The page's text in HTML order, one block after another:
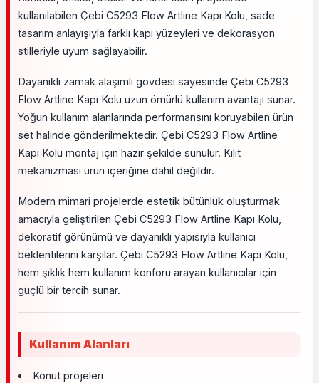
kullanılabilen Çebi C5293 Flow Artline Kapı Kolu, sade
tasarım anlayışıyla farklı kapı yüzeyleri ve dekorasyon
stilleriyle uyum sağlayabilir.
Dayanıklı zamak alaşımlı gövdesi sayesinde Çebi C5293
Flow Artline Kapı Kolu uzun ömürlü kullanım avantajı sunar.
Yoğun kullanım alanlarında performansını koruyabilen ürün
set halinde gönderilmektedir. Çebi C5293 Flow Artline
Kapı Kolu montaj için hazır şekilde sunulur. Kilit
mekanizması ürün içeriğine dahil değildir.
Modern mimari projelerde estetik bütünlük oluşturmak
amacıyla geliştirilen Çebi C5293 Flow Artline Kapı Kolu,
dekoratif görünümü ve dayanıklı yapısıyla kullanıcı
beklentilerini karşılar. Çebi C5293 Flow Artline Kapı Kolu,
hem şıklık hem kullanım konforu arayan kullanıcılar için
güçlü bir tercih sunar.
Kullanım Alanları
Konut projeleri